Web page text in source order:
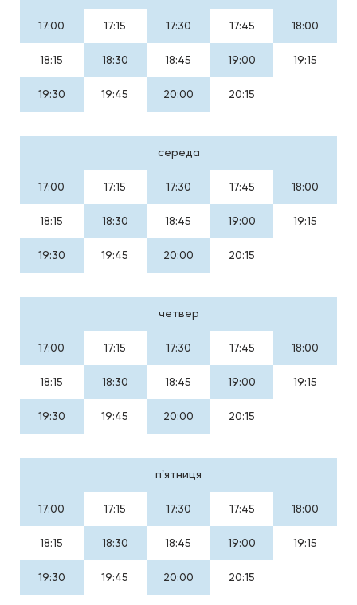
17:00 17:15 17:30 17:45 18:00
18:15 18:30 18:45 19:00 19:15
19:30 19:45 20:00 20:15
середа
17:00 17:15 17:30 17:45 18:00
18:15 18:30 18:45 19:00 19:15
19:30 19:45 20:00 20:15
четвер
17:00 17:15 17:30 17:45 18:00
18:15 18:30 18:45 19:00 19:15
19:30 19:45 20:00 20:15
пʼятниця
17:00 17:15 17:30 17:45 18:00
18:15 18:30 18:45 19:00 19:15
19:30 19:45 20:00 20:15